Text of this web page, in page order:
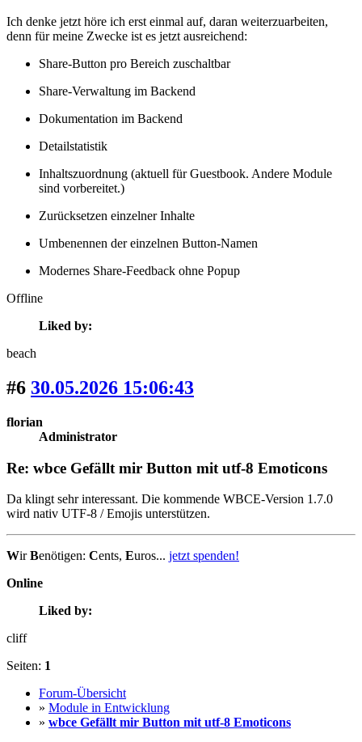
Ich denke jetzt höre ich erst einmal auf, daran weiterzuarbeiten,
denn für meine Zwecke ist es jetzt ausreichend:
Share-Button pro Bereich zuschaltbar
Share-Verwaltung im Backend
Dokumentation im Backend
Detailstatistik
Inhaltszuordnung (aktuell für Guestbook. Andere Module
sind vorbereitet.)
Zurücksetzen einzelner Inhalte
Umbenennen der einzelnen Button-Namen
Modernes Share-Feedback ohne Popup
Offline
Liked by:
beach
#6 30.05.2026 15:06:43
florian
Administrator
Re: wbce Gefällt mir Button mit utf-8 Emoticons
Da klingt sehr interessant. Die kommende WBCE-Version 1.7.0
wird nativ UTF-8 / Emojis unterstützen.
WirBenötigen: Cents, Euros... jetzt spenden!
Online
Liked by:
cliff
Seiten: 1
Forum-Übersicht
» Module in Entwicklung
» wbce Gefällt mir Button mit utf-8 Emoticons